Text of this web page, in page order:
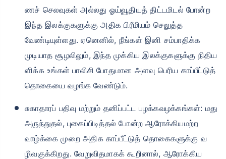
ணச் செலவுகள் அல்லது ஓய்வூதியத் திட்டமிடல் போன்ற
இந்த இலக்குகளுக்கு அதிக பிரீமியம் செலுத்த
வேண்டியுள்ளது. ஏனெனில், நீங்கள் இனி சம்பாதிக்க
முடியாத சூழலிலும், இந்த முக்கிய இலக்குகளுக்கு நிதிய
ளிக்க உங்கள் பாலிசி போதுமான அளவு பெரிய காப்பீட்டுத்
தொகையை வழங்க வேண்டும்.
சுகாதாரப் பதிவு மற்றும் தனிப்பட்ட பழக்கவழக்கங்கள்: மது
அருந்துதல், புகைப்பிடித்தல் போன்ற ஆரோக்கியமற்ற
வாழ்க்கை முறை அதிக காப்பீட்டுத் தொகைகளுக்கு வ
ழிவகுக்கிறது. வேறுவிதமாகக் கூறினால், ஆரோக்கிய